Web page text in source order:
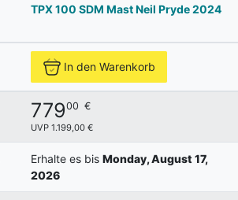
TPX 100 SDM Mast Neil Pryde 2024
In den Warenkorb
77900 €
UVP 1.199,00 €
Erhalte es bis Monday, August 17,
2026